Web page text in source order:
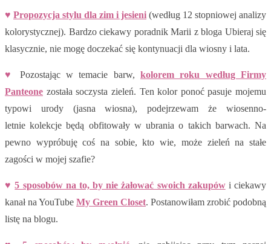
♥ Propozycja stylu dla zim i jesieni (według 12 stopniowej analizy
kolorystycznej). Bardzo ciekawy poradnik Marii z bloga Ubieraj się
klasycznie, nie mogę doczekać się kontynuacji dla wiosny i lata.
♥ Pozostając w temacie barw,kolorem roku według Firmy
Panteone została soczysta zieleń. Ten kolor ponoć pasuje mojemu
typowi urody (jasna wiosna), podejrzewam że wiosenno-
letnie kolekcje będą obfitowały w ubrania o takich barwach. Na
pewno wypróbuję coś na sobie, kto wie, może zieleń na stałe
zagości w mojej szafie?
♥5 sposobów na to, by nie żałować swoich zakupówi ciekawy
kanał na YouTube My Green Closet. Postanowiłam zrobić podobną
listę na blogu.